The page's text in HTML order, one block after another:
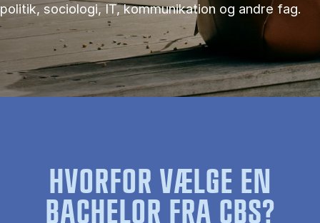
politik, sociologi, IT, kommunikation og andre fag.
HVORFOR VÆLGE EN
BACHELOR FRA CBS?